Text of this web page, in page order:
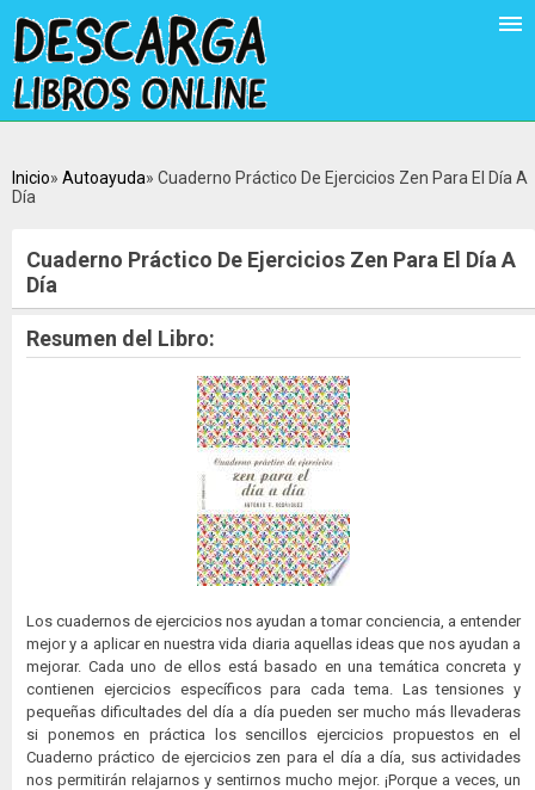
Inicio Autoayuda
Cuaderno Práctico De Ejercicios Zen Para El Día A
Día
Cuaderno Práctico De Ejercicios Zen Para El Día A
Día
Resumen del Libro:
Los cuadernos de ejercicios nos ayudan a tomar conciencia, a entender
mejor y a aplicar en nuestra vida diaria aquellas ideas que nos ayudan a
mejorar. Cada uno de ellos está basado en una temática concreta y
contienen ejercicios específicos para cada tema. Las tensiones y
pequeñas dificultades del día a día pueden ser mucho más llevaderas
si ponemos en práctica los sencillos ejercicios propuestos en el
Cuaderno práctico de ejercicios zen para el día a día, sus actividades
nos permitirán relajarnos y sentirnos mucho mejor. ¡Porque a veces, un